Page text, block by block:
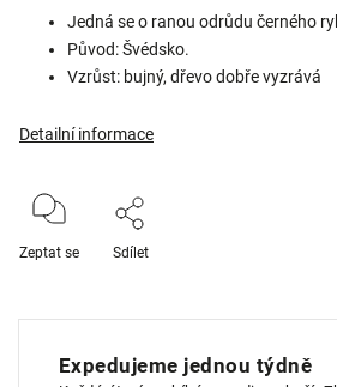
Jedná se o ranou odrůdu černého
Původ: Švédsko.
Vzrůst: bujný, dřevo dobře vyzrává
Detailní informace
Zeptat se Sdílet
Expedujeme jednou týdně